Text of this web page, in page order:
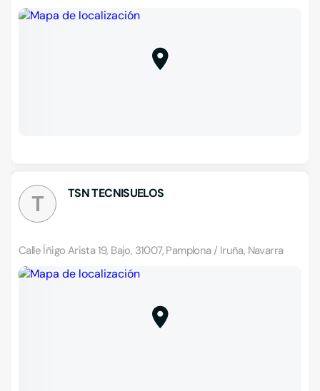
T TSN TECNISUELOS
Calle Íñigo Arista 19, Bajo, 31007, Pamplona / Iruña, Navarra